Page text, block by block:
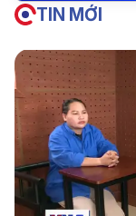
TIN MỚI